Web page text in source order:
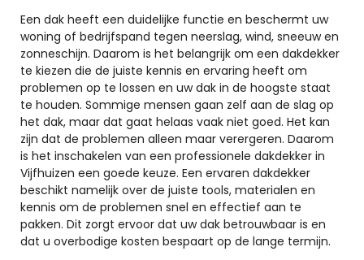
Een dak heeft een duidelijke functie en beschermt uw
woning of bedrijfspand tegen neerslag, wind, sneeuw en
zonneschijn. Daarom is het belangrijk om een dakdekker
te kiezen die de juiste kennis en ervaring heeft om
problemen op te lossen en uw dak in de hoogste staat
te houden. Sommige mensen gaan zelf aan de slag op
het dak, maar dat gaat helaas vaak niet goed. Het kan
zijn dat de problemen alleen maar verergeren. Daarom
is het inschakelen van een professionele dakdekker in
Vijfhuizen een goede keuze. Een ervaren dakdekker
beschikt namelijk over de juiste tools, materialen en
kennis om de problemen snel en effectief aan te
pakken. Dit zorgt ervoor dat uw dak betrouwbaar is en
dat u overbodige kosten bespaart op de lange termijn.